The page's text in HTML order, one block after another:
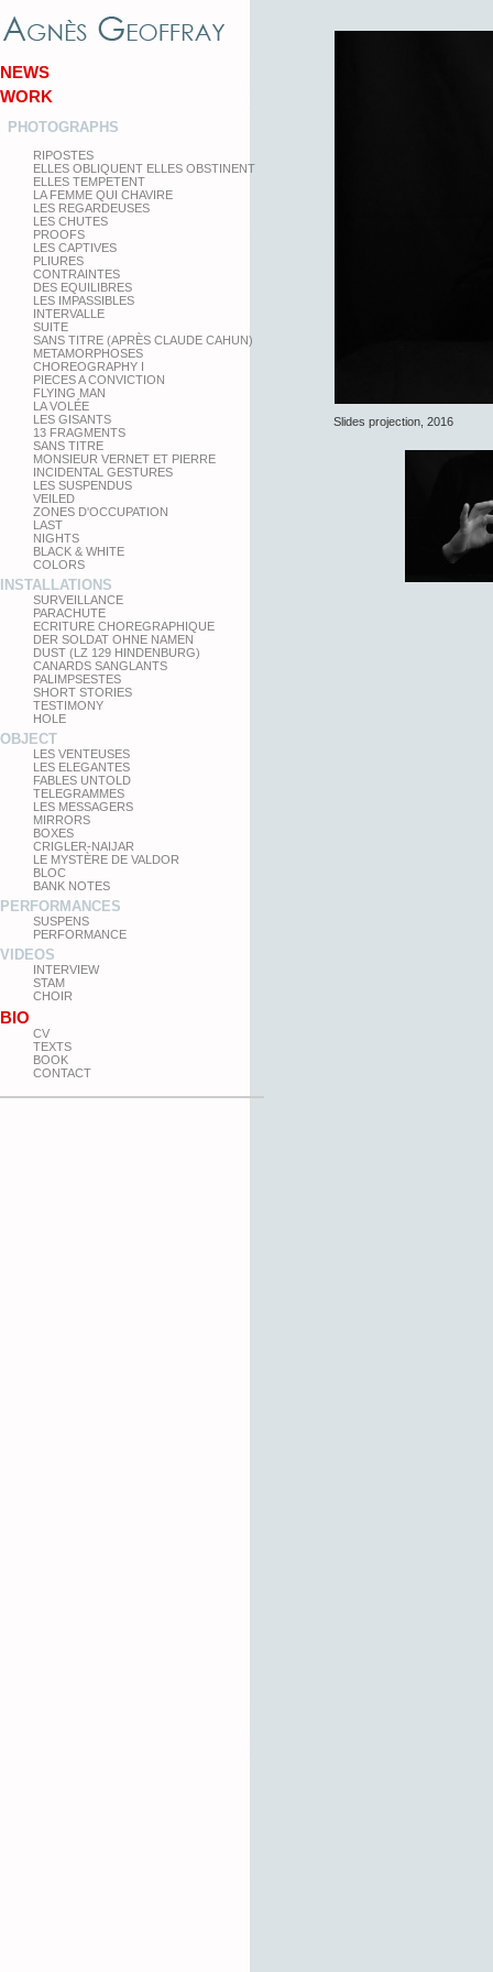
NEWS
WORK
PHOTOGRAPHS
RIPOSTES
ELLES OBLIQUENT ELLES OBSTINENT
ELLES TEMPETENT
LA FEMME QUI CHAVIRE
LES REGARDEUSES
LES CHUTES
PROOFS
LES CAPTIVES
PLIURES
CONTRAINTES
DES EQUILIBRES
LES IMPASSIBLES
INTERVALLE
SUITE
SANS TITRE (APRÈS CLAUDE CAHUN)
METAMORPHOSES
CHOREOGRAPHY I
PIECES A CONVICTION
FLYING MAN
LA VOLÉE
LES GISANTS
13 FRAGMENTS
SANS TITRE
MONSIEUR VERNET ET PIERRE
INCIDENTAL GESTURES
LES SUSPENDUS
VEILED
ZONES D'OCCUPATION
LAST
NIGHTS
BLACK & WHITE
COLORS
INSTALLATIONS
SURVEILLANCE
PARACHUTE
ECRITURE CHOREGRAPHIQUE
DER SOLDAT OHNE NAMEN
DUST (LZ 129 HINDENBURG)
CANARDS SANGLANTS
PALIMPSESTES
SHORT STORIES
TESTIMONY
HOLE
OBJECT
LES VENTEUSES
LES ELEGANTES
FABLES UNTOLD
TELEGRAMMES
LES MESSAGERS
MIRRORS
BOXES
CRIGLER-NAIJAR
LE MYSTÈRE DE VALDOR
BLOC
BANK NOTES
PERFORMANCES
SUSPENS
PERFORMANCE
VIDEOS
INTERVIEW
STAM
CHOIR
BIO
CV
TEXTS
BOOK
CONTACT
Slides projection, 2016